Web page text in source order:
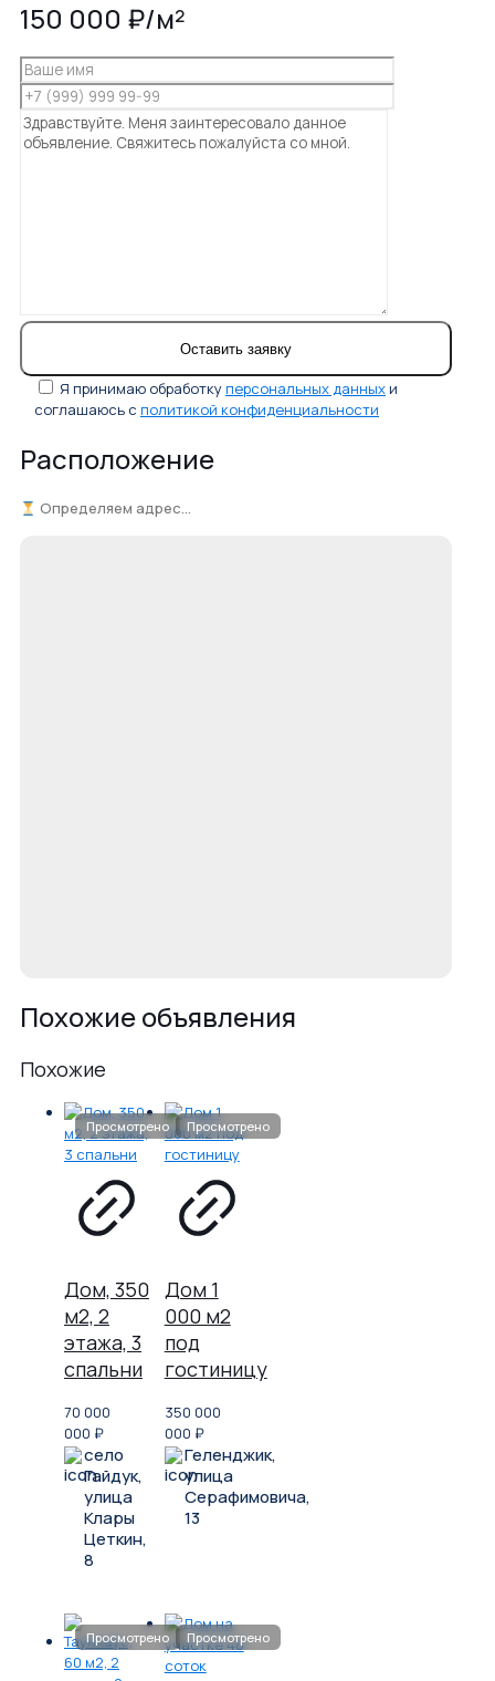
150 000 ₽/м²
Я принимаю обработкуперсональных данных и
соглашаюсь с политикой конфиденциальности
Расположение
Определяем адрес...
Похожие объявления
Похожие
Дом, 350
м2, 2
этажа, 3
спальни
70 000
000 ₽
село
Гайдук,
улица
Клары
Цеткин,
8
Дом 1
000 м2
под
гостиницу
350 000
000 ₽
Геленджик,
улица
Серафимовича,
13